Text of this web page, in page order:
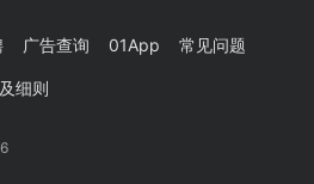
广告查询 01App 常见问题
细则